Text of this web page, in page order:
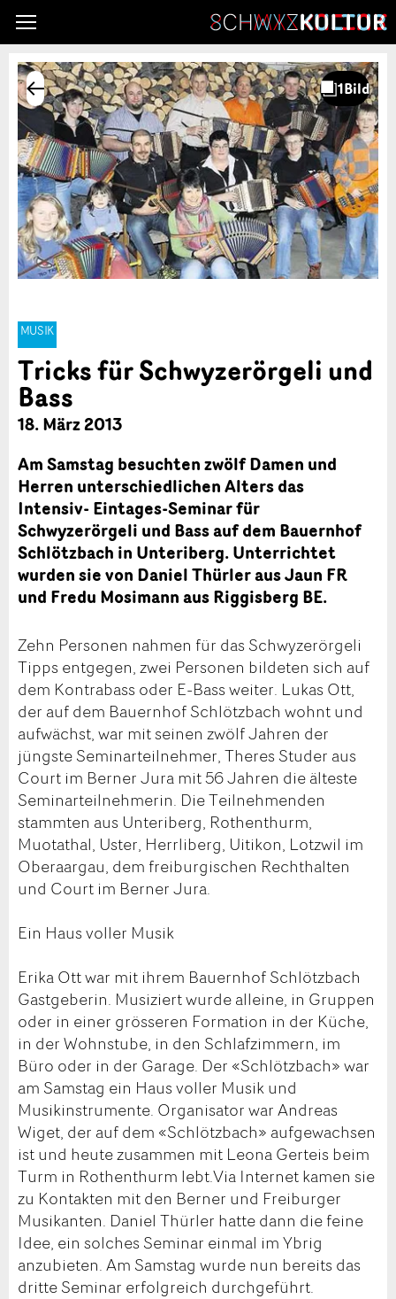
MUSIK
Tricks für Schwyzerörgeli und
Bass
18. März 2013
Am Samstag besuchten zwölf Damen und
Herren unterschiedlichen Alters das
Intensiv- Eintages-Seminar für
Schwyzerörgeli und Bass auf dem Bauernhof
Schlötzbach in Unteriberg. Unterrichtet
wurden sie von Daniel Thürler aus Jaun FR
und Fredu Mosimann aus Riggisberg BE.
Zehn Personen nahmen für das Schwyzerörgeli
Tipps entgegen, zwei Personen bildeten sich auf
dem Kontrabass oder E-Bass weiter. Lukas Ott,
der auf dem Bauernhof Schlötzbach wohnt und
aufwächst, war mit seinen zwölf Jahren der
jüngste Seminarteilnehmer, Theres Studer aus
Court im Berner Jura mit 56 Jahren die älteste
Seminarteilnehmerin. Die Teilnehmenden
stammten aus Unteriberg, Rothenthurm,
Muotathal, Uster, Herrliberg, Uitikon, Lotzwil im
Oberaargau, dem freiburgischen Rechthalten
und Court im Berner Jura.
Ein Haus voller Musik
Erika Ott war mit ihrem Bauernhof Schlötzbach
Gastgeberin. Musiziert wurde alleine, in Gruppen
oder in einer grösseren Formation in der Küche,
in der Wohnstube, in den Schlafzimmern, im
Büro oder in der Garage. Der «Schlötzbach» war
am Samstag ein Haus voller Musik und
Musikinstrumente. Organisator war Andreas
Wiget, der auf dem «Schlötzbach» aufgewachsen
ist und heute zusammen mit Leona Gerteis beim
Turm in Rothenthurm lebt.Via Internet kamen sie
zu Kontakten mit den Berner und Freiburger
Musikanten. Daniel Thürler hatte dann die feine
Idee, ein solches Seminar einmal im Ybrig
anzubieten. Am Samstag wurde nun bereits das
dritte Seminar erfolgreich durchgeführt.